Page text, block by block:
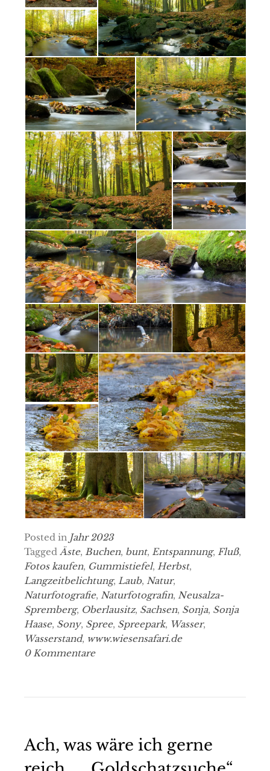
Posted in Jahr 2023
Tagged Äste, Buchen, bunt, Entspannung, Fluß,
Fotos kaufen, Gummistiefel, Herbst,
Langzeitbelichtung, Laub, Natur,
Naturfotografie, Naturfotografin, Neusalza-
Spremberg, Oberlausitz, Sachsen, Sonja, Sonja
Haase, Sony, Spree, Spreepark, Wasser,
Wasserstand, www.wiesensafari.de
0 Kommentare
Ach, was wäre ich gerne